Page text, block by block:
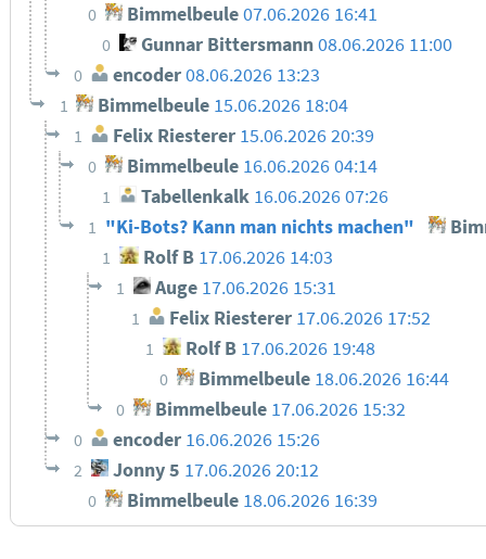
0 Bimmelbeule07.06.2026 16:41
0 Gunnar Bittersmann08.06.2026 11:00
0 encoder 08.06.2026 13:23
1 Bimmelbeule 15.06.2026 18:04
1 Felix Riesterer 15.06.2026 20:39
0 Bimmelbeule 16.06.2026 04:14
1 Tabellenkalk 16.06.2026 07:26
1 "Ki-Bots? Kann man nichts machen"
1 Rolf B 17.06.2026 14:03
1 Auge 17.06.2026 15:31
1 Felix Riesterer 17.06.2026 17:52
1 Rolf B 17.06.2026 19:48
0 Bimmelbeule 18.06.2026 16:44
0 Bimmelbeule 17.06.2026 15:32
0 encoder 16.06.2026 15:26
2 Jonny 5 17.06.2026 20:12
0 Bimmelbeule 18.06.2026 16:39